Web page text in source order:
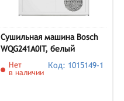
Сушильная машина Bosch
WQG241A0IT, белый
Нет
в наличии
Код: 1015149-1